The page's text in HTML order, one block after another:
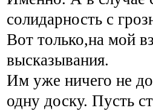
солидарность с
Вот только,на мой
высказывания.
Им уже ничего не
одну доску. Пусть